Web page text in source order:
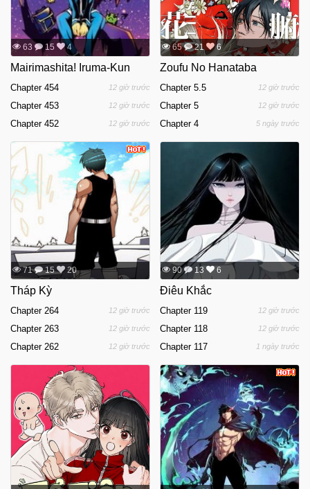
63 15 4
Mairimashita! Iruma-Kun
Chapter 454 12 giờ trước
Chapter 453 12 giờ trước
Chapter 452 12 giờ trước
65 21 6
Zoufu No Hanataba
Chapter 5.5 12 giờ trước
Chapter 5 12 giờ trước
Chapter 4 5 ngày trước
71 15 20
Tháp Kỳ
Chapter 264 12 giờ trước
Chapter 263 12 giờ trước
Chapter 262 12 giờ trước
90 13 6
Điêu Khắc
Chapter 119 12 giờ trước
Chapter 118 12 giờ trước
Chapter 117 1 ngày trước